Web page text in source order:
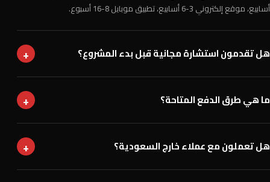
أسابيع، موقع إلكتروني 3-6 أسابيع، تطبيق موبايل 8-16 أسبوع.
هل تقدمون استشارة مجانية قبل بدء المشروع؟ +
ما هي طرق الدفع المتاحة؟ +
هل تعملون مع عملاء خارج السعودية؟ +